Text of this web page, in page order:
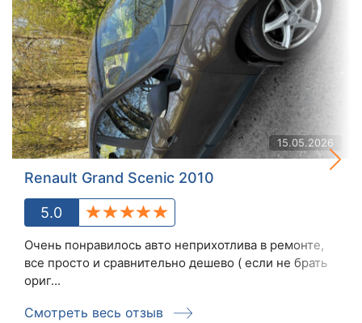
15.05.2026
Renault Grand Scenic 2010
5.0
Очень понравилось авто неприхотлива в ремонте,
все просто и сравнительно дешево ( если не брать
ориг...
Смотреть весь отзыв